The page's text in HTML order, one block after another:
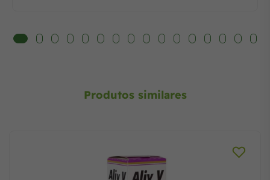
Produtos similares